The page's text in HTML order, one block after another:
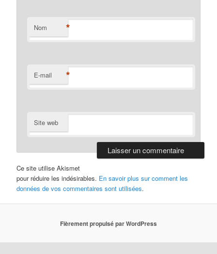
Nom *
E-mail *
Site web
Ce site utilise Akismet
pour réduire les indésirables. En savoir plus sur comment les
données de vos commentaires sont utilisées.
Fièrement propulsé par WordPress